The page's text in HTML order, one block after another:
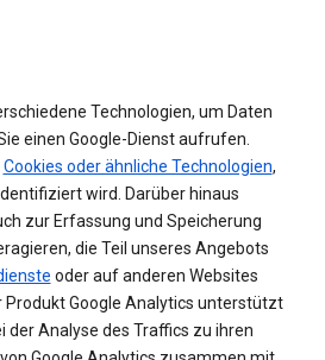
Technologien, um Daten
einen Google-Dienst aufrufen.
Cookies oder ähnliche Technologien,
wird. Darüber hinaus
zur Erfassung und Speicherung
die Teil unseres Angebots
oder auf anderen Websites
Produkt Google Analytics unterstützt
Analyse des Traffics zu ihren